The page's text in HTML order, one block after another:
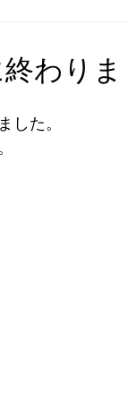
わり
た。